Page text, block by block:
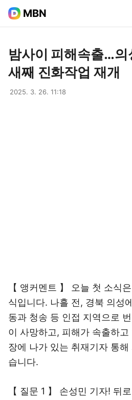
MBN
밤사이 피해속출…의
새째 진화작업 재개
2025. 3. 26. 11:18
【 앵커멘트 】 오늘 첫 소식
식입니다. 나흘 전, 경북 의성
동과 청송 등 인접 지역으로
이 사망하고, 피해가 속출하고
장에 나가 있는 취재기자 통
습니다.
【 질문 1 】 손성민 기자! 뒤